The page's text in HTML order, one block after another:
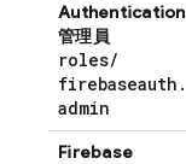
Authentication
管理員
roles/
firebaseauth .
admin
Firebase